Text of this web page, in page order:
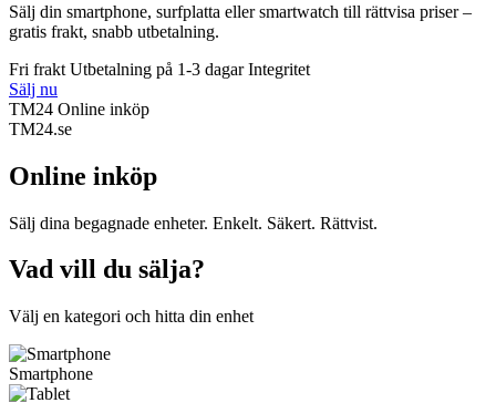
Sälj din smartphone, surfplatta eller smartwatch till rättvisa priser –
gratis frakt, snabb utbetalning.
Fri frakt Utbetalning på 1-3 dagar Integritet
Sälj nu
TM24 Online inköp
TM24.se
Online inköp
Sälj dina begagnade enheter. Enkelt. Säkert. Rättvist.
Vad vill du sälja?
Välj en kategori och hitta din enhet
Smartphone